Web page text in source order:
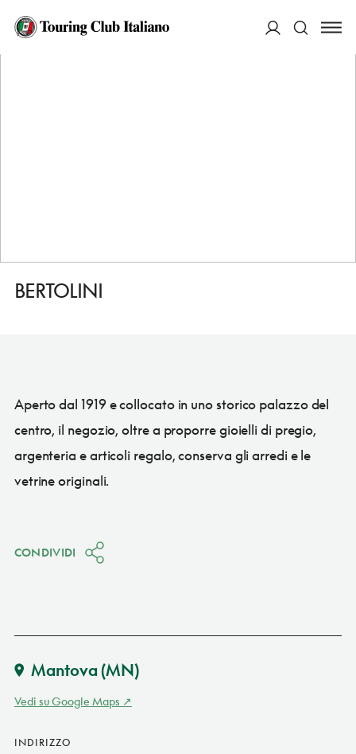
HOME
BERTOLINI
Aperto dal 1919 e collocato in uno storico palazzo del
centro, il negozio, oltre a proporre gioielli di pregio,
argenteria e articoli regalo, conserva gli arredi e le
vetrine originali.
CONDIVIDI
Mantova (MN)
Vedi su Google Maps
INDIRIZZO